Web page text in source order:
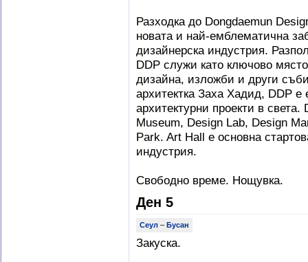
Разходка до Dongdaemun
новата и най-емблематична
дизайнерска индустрия.
DDP служи като ключово
дизайна, изложби и други
архитектка Заха Хадид, DDP
архитектурни проекти в
Museum, Design Lab, Design
Park. Art Hall е основна
индустрия.
Свободно време. Нощувка.
Ден 5
Сеул – Бусан
Закуска.